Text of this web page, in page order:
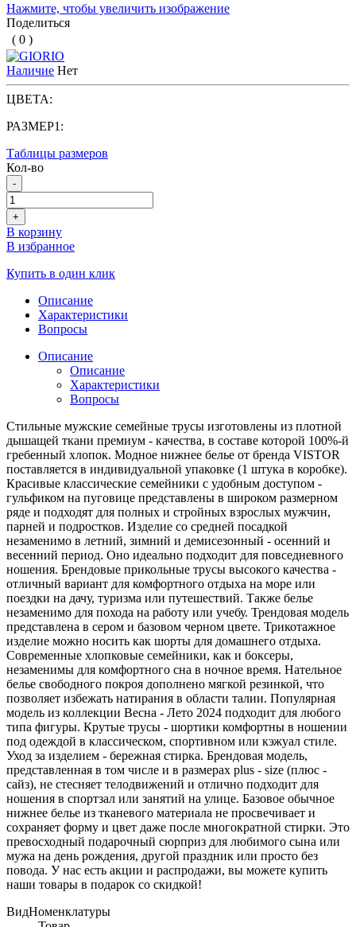
Нажмите, чтобы увеличить изображение
Поделиться
( 0 )
Наличие Нет
ЦВЕТА:
РАЗМЕР1:
Таблицы размеров
Кол-во
-
+
В корзину
В избранное
Купить в один клик
Описание
Характеристики
Вопросы
Описание
Описание
Характеристики
Вопросы
Стильные мужские семейные трусы изготовлены из плотной
дышащей ткани премиум - качества, в составе которой 100%-й
гребенный хлопок. Модное нижнее белье от бренда VISTOR
поставляется в индивидуальной упаковке (1 штука в коробке).
Красивые классические семейники с удобным доступом -
гульфиком на пуговице представлены в широком размерном
ряде и подходят для полных и стройных взрослых мужчин,
парней и подростков. Изделие со средней посадкой
незаменимо в летний, зимний и демисезонный - осенний и
весенний период. Оно идеально подходит для повседневного
ношения. Брендовые прикольные трусы высокого качества -
отличный вариант для комфортного отдыха на море или
поездки на дачу, туризма или путешествий. Также белье
незаменимо для похода на работу или учебу. Трендовая модель
представлена в сером и базовом черном цвете. Трикотажное
изделие можно носить как шорты для домашнего отдыха.
Современные хлопковые семейники, как и боксеры,
незаменимы для комфортного сна в ночное время. Нательное
белье свободного покроя дополнено мягкой резинкой, что
позволяет избежать натирания в области талии. Популярная
модель из коллекции Весна - Лето 2024 подходит для любого
типа фигуры. Крутые трусы - шортики комфортны в ношении
под одеждой в классическом, спортивном или кэжуал стиле.
Уход за изделием - бережная стирка. Брендовая модель,
представленная в том числе и в размерах plus - size (плюс -
сайз), не стесняет телодвижений и отлично подходит для
ношения в спортзал или занятий на улице. Базовое обычное
нижнее белье из тканевого материала не просвечивает и
сохраняет форму и цвет даже после многократной стирки. Это
превосходный подарочный сюрприз для любимого сына или
мужа на день рождения, другой праздник или просто без
повода. У нас есть акции и распродажи, вы можете купить
наши товары в подарок со скидкой!
ВидНоменклатуры